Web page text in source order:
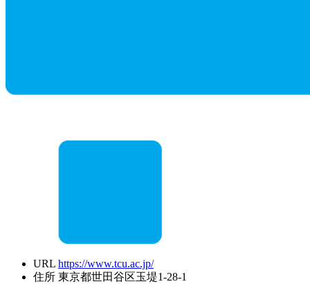
URL https://www.tcu.ac.jp/
住所 東京都世田谷区玉堤1-28-1